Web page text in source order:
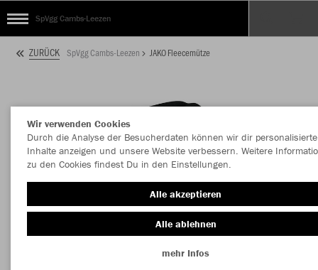
SpVgg Cambs-Leezen
ZURÜCK SpVgg Cambs-Leezen JAKO Fleecemütze
Wir verwenden Cookies
Durch die Analyse der Besucherdaten können wir dir personalisierte
Inhalte anzeigen und unsere Website verbessern. Weitere
zu den Cookies findest Du in den Einstellungen.
Alle akzeptieren
Alle ablehnen
mehr Infos